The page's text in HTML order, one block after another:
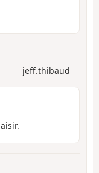
jeff.thibaud